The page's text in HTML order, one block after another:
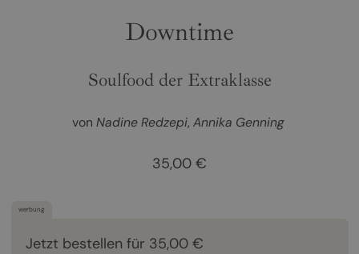
Downtime
Soulfood der Extraklasse
von Nadine Redzepi Annika Genning
35,00 €
werbung
Jetzt bestellen für 35,00 €